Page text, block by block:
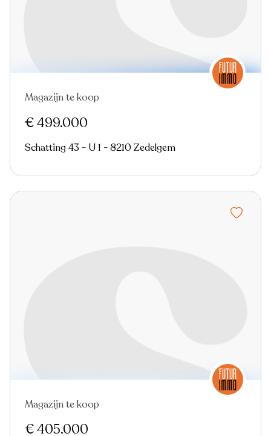
Magazijn te koop
€ 499.000
Schatting 43 - U 1 - 8210 Zedelgem
Magazijn te koop
€ 405.000